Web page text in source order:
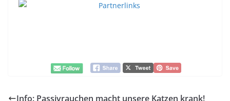
Info: Passivrauchen macht unsere Katzen krank!